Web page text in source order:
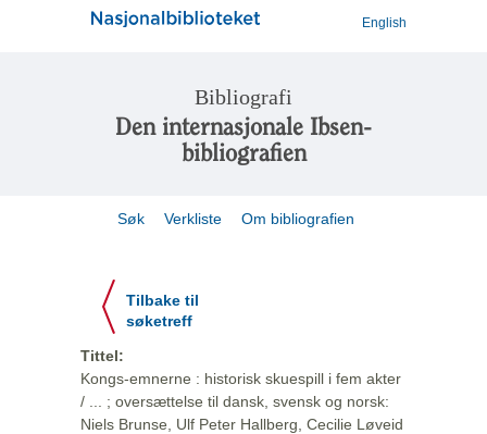
English
Bibliografi
Den internasjonale Ibsen-
bibliografien
Søk Verkliste Om bibliografien
Tilbake til
søketreff
Tittel:
Kongs-emnerne : historisk skuespill i fem akter
/ ... ; oversættelse til dansk, svensk og norsk:
Niels Brunse, Ulf Peter Hallberg, Cecilie Løveid